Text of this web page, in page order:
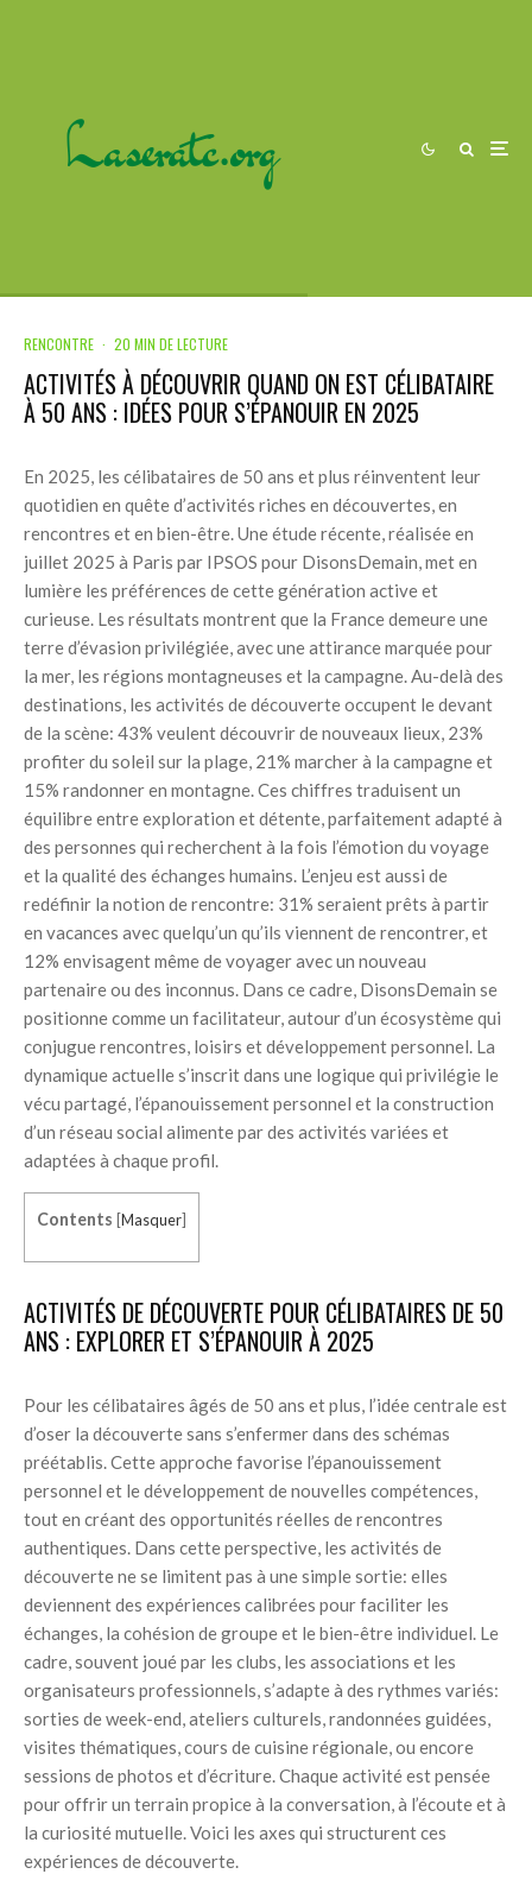
RENCONTRE · 20 MIN DE LECTURE
ACTIVITÉS À DÉCOUVRIR QUAND ON EST CÉLIBATAIRE
À 50 ANS : IDÉES POUR S’ÉPANOUIR EN 2025
En 2025, les célibataires de 50 ans et plus réinventent leur
quotidien en quête d’activités riches en découvertes, en
rencontres et en bien-être. Une étude récente, réalisée en
juillet 2025 à Paris par IPSOS pour DisonsDemain, met en
lumière les préférences de cette génération active et
curieuse. Les résultats montrent que la France demeure une
terre d’évasion privilégiée, avec une attirance marquée pour
la mer, les régions montagneuses et la campagne. Au-delà des
destinations, les activités de découverte occupent le devant
de la scène: 43% veulent découvrir de nouveaux lieux, 23%
profiter du soleil sur la plage, 21% marcher à la campagne et
15% randonner en montagne. Ces chiffres traduisent un
équilibre entre exploration et détente, parfaitement adapté à
des personnes qui recherchent à la fois l’émotion du voyage
et la qualité des échanges humains. L’enjeu est aussi de
redéfinir la notion de rencontre: 31% seraient prêts à partir
en vacances avec quelqu’un qu’ils viennent de rencontrer, et
12% envisagent même de voyager avec un nouveau
partenaire ou des inconnus. Dans ce cadre, DisonsDemain se
positionne comme un facilitateur, autour d’un écosystème qui
conjugue rencontres, loisirs et développement personnel. La
dynamique actuelle s’inscrit dans une logique qui privilégie le
vécu partagé, l’épanouissement personnel et la construction
d’un réseau social alimente par des activités variées et
adaptées à chaque profil.
Contents [Masquer]
ACTIVITÉS DE DÉCOUVERTE POUR CÉLIBATAIRES DE 50
ANS : EXPLORER ET S’ÉPANOUIR À 2025
Pour les célibataires âgés de 50 ans et plus, l’idée centrale est
d’oser la découverte sans s’enfermer dans des schémas
préétablis. Cette approche favorise l’épanouissement
personnel et le développement de nouvelles compétences,
tout en créant des opportunités réelles de rencontres
authentiques. Dans cette perspective, les activités de
découverte ne se limitent pas à une simple sortie: elles
deviennent des expériences calibrées pour faciliter les
échanges, la cohésion de groupe et le bien-être individuel. Le
cadre, souvent joué par les clubs, les associations et les
organisateurs professionnels, s’adapte à des rythmes variés:
sorties de week-end, ateliers culturels, randonnées guidées,
visites thématiques, cours de cuisine régionale, ou encore
sessions de photos et d’écriture. Chaque activité est pensée
pour offrir un terrain propice à la conversation, à l’écoute et à
la curiosité mutuelle. Voici les axes qui structurent ces
expériences de découverte.